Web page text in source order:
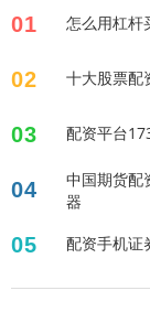
01 怎么用杠杆
02 十大股票配
03
04
中国期货配
器
05 配资手机证